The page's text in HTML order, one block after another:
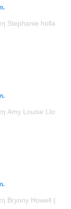
Stephanie holland
Amy Louise
Bryony Howell